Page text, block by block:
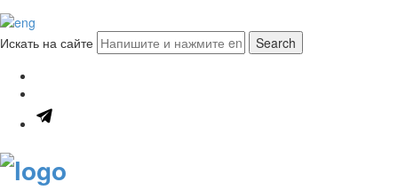
Искать на сайте